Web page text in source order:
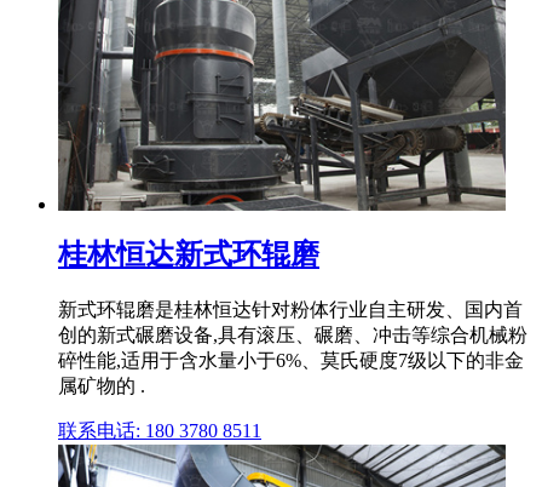
桂林恒达新式环辊磨
新式环辊磨是桂林恒达针对粉体行业自主研发、国内首
创的新式碾磨设备,具有滚压、碾磨、冲击等综合机械粉
碎性能,适用于含水量小于6%、莫氏硬度7级以下的非金
属矿物的 .
联系电话: 180 3780 8511